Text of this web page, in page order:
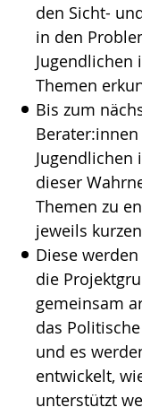
den Sicht-
in den
Themen
Bis zum
Jugendlichen
dieser
Themen zu
jeweils
Diese
die
gemeinsam
das
und es
entwickelt,
unterstützt